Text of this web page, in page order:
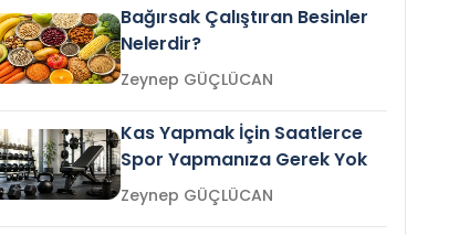
Bağırsak Çalıştıran Besinler
Nelerdir?
Zeynep GÜÇLÜCAN
Kas Yapmak İçin Saatlerce
Spor Yapmanıza Gerek Yok
Zeynep GÜÇLÜCAN